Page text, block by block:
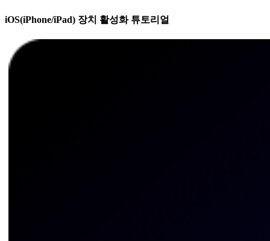
iOS(iPhone/iPad) 장치 활성화 튜토리얼